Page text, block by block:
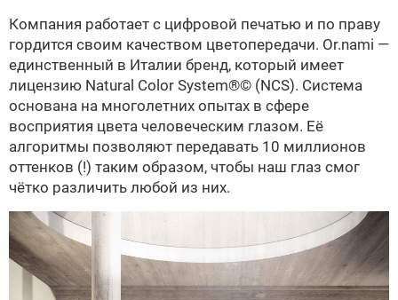
Компания работает с цифровой печатью и по праву
гордится своим качеством цветопередачи. Or.nami —
единственный в Италии бренд, который имеет
лицензию Natural Color System®© (NCS). Система
основана на многолетних опытах в сфере
восприятия цвета человеческим глазом. Её
алгоритмы позволяют передавать 10 миллионов
оттенков (!) таким образом, чтобы наш глаз смог
чётко различить любой из них.